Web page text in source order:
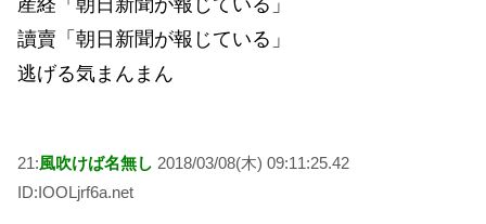
讀賣「朝日新聞が報じている」
逃げる気まんまん
21:風吹けば名無し 2018/03/08(木) 09:11:25.42
ID:IOOLjrf6a.net